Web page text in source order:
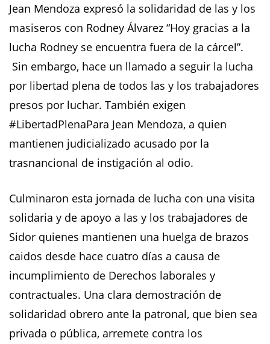
Jean Mendoza expresó la solidaridad de las y los
masiseros con Rodney Álvarez “Hoy gracias a la
lucha Rodney se encuentra fuera de la cárcel”.
Sin embargo, hace un llamado a seguir la lucha
por libertad plena de todos las y los trabajadores
presos por luchar. También exigen
#LibertadPlenaPara Jean Mendoza, a quien
mantienen judicializado acusado por la
trasnancional de instigación al odio.
Culminaron esta jornada de lucha con una visita
solidaria y de apoyo a las y los trabajadores de
Sidor quienes mantienen una huelga de brazos
caidos desde hace cuatro días a causa de
incumplimiento de Derechos laborales y
contractuales. Una clara demostración de
solidaridad obrero ante la patronal, que bien sea
privada o pública, arremete contra los